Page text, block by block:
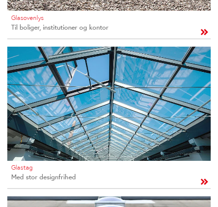
Glasovenlys
Til boliger, institutioner og kontor
Glastag
Med stor designfrihed